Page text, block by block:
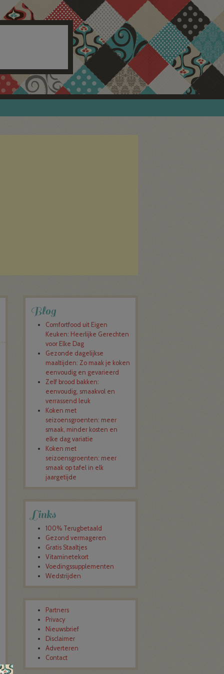
Blog
Comfortfood uit Eigen
Keuken: Heerlijke Gerechten
voor Elke Dag
Gezonde dagelijkse
maaltijden: Zo maak je koken
eenvoudig en gevarieerd
Zelf brood bakken:
eenvoudig, smaakvol en
verrassend leuk
Koken met
seizoensgroenten: meer
smaak, minder kosten en
elke dag variatie
Koken met
seizoensgroenten: meer
smaak op tafel in elk
jaargetijde
Links
100% Terugbetaald
Gezond vermageren
Gratis Staaltjes
Vitaminetekort
Voedingssupplementen
Wedstrijden
Partners
Privacy
Nieuwsbrief
Disclaimer
Adverteren
Contact